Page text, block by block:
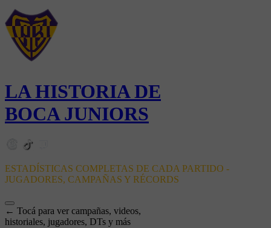
LA HISTORIA DE
BOCA JUNIORS
ESTADÍSTICAS COMPLETAS DE CADA PARTIDO -
JUGADORES, CAMPAÑAS Y RÉCORDS
← Tocá para ver campañas, videos,
historiales, jugadores, DTs y más